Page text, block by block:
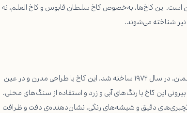
است. این کاخ‌ها، به‌خصوص کاخ سلطان قابوس و کاخ العلم، نه
نیز شناخته می‌شوند.
کاخ سلطان قابوس، به‌عنوان یکی از برجسته‌ترین نمادهای معماری عمان، در سال ۱۹۷۲ ساخته شد. این کاخ با طراحی مدرن و در عین
این کاخ با رنگ‌های آبی و زرد و استفاده از سنگ‌های محلی،
گچبری‌های دقیق و شیشه‌های رنگی، نشان‌دهنده‌ی دقت و ظرافت